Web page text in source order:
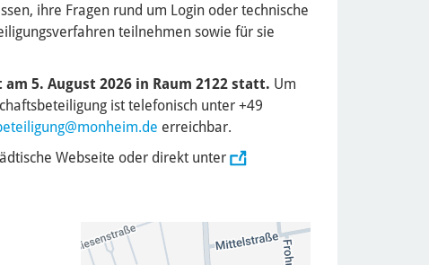
ihre Fragen rund um Login oder technische
teilnehmen sowie für sie
5. August 2026 in Raum 2122 statt. Um
ist telefonisch unter +49
@monheim.de erreichbar.
Webseite oder direkt unter